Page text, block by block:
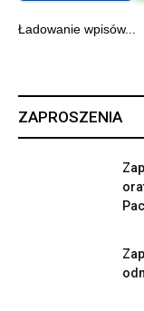
Ładowanie wpisów...
ZAPROSZENIA